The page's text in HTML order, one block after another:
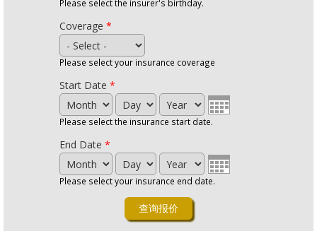
Please select the insurer's birthday.
Coverage *
Please select your insurance coverage
Start Date *
Month
Day Year
Please select the insurance start date.
End Date *
Month
Day Year
Please select your insurance end date.